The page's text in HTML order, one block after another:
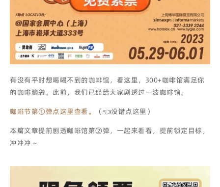
有没有平时想喝喝不到的咖啡馆，看这里，300+咖啡馆满足你
的咖啡脑袋。此前，我们已经给大家剧透过一波咖啡馆。
咖啡节第①弹点这里查看。
（👈没错点这里）
本篇文章提前剧透咖啡馆第②弹，一起来看看，提前锁定目标，
冲冲冲～